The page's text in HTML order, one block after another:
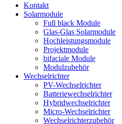
Kontakt
Solarmodule
Full black Module
Glas-Glas Solarmodule
Hochleistungsmodule
Projektmodule
bifaciale Module
Modulzubehör
Wechselrichter
PV-Wechselrichter
Batteriewechselrichter
Hybridwechselrichter
Micro-Wechselrichter
Wechselrichterzubehör